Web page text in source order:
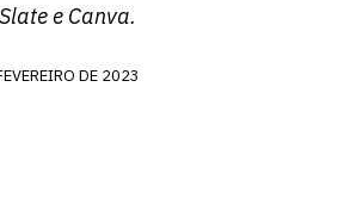
e Canva.
DE 2023